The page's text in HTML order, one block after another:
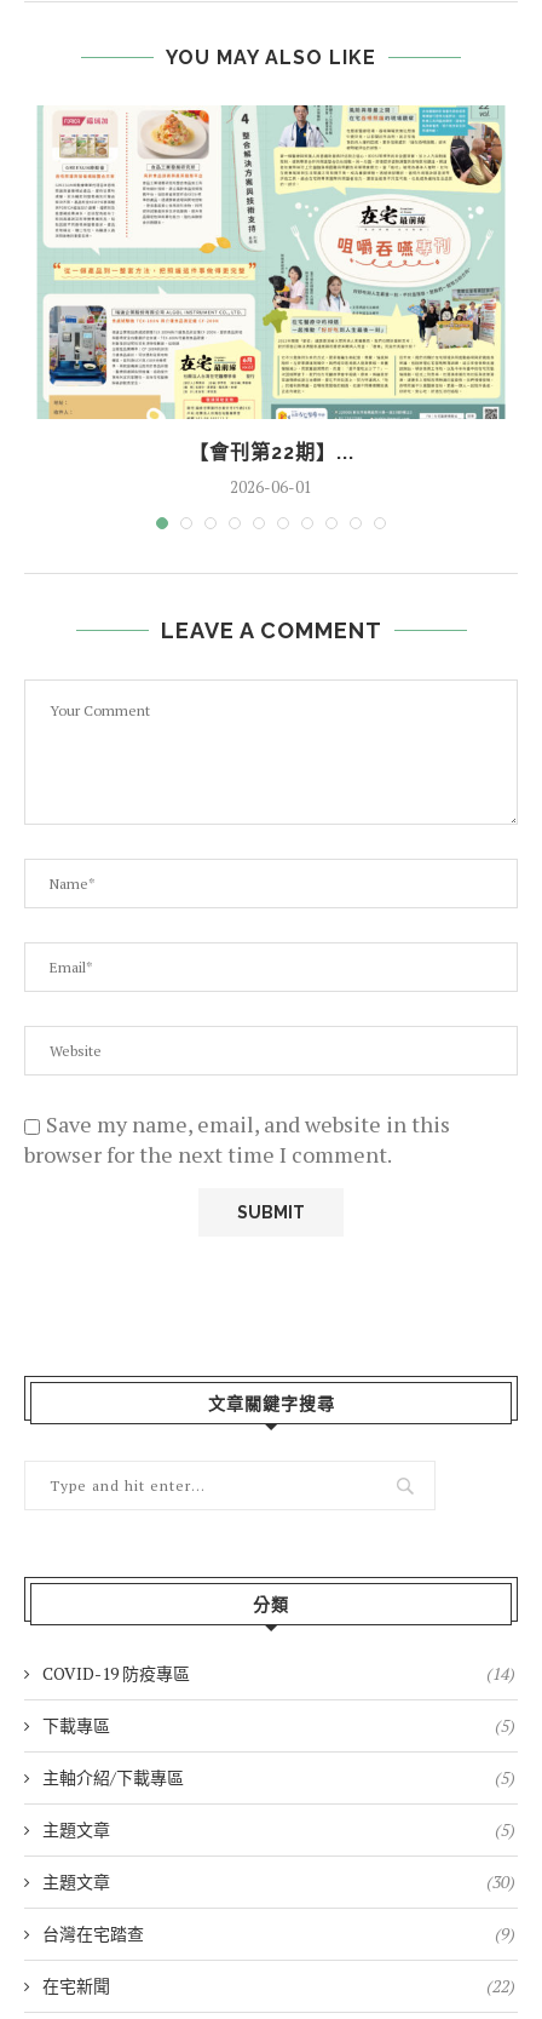
YOU MAY ALSO LIKE
【會刊第22期】...
2026-06-01
LEAVE A COMMENT
Save my name, email, and website in this
browser for the next time I comment.
文章關鍵字搜尋
分類
COVID-19 防疫專區 (14)
下載專區 (5)
主軸介紹/下載專區 (5)
主題文章 (5)
主題文章 (30)
台灣在宅踏查 (9)
在宅新聞 (22)